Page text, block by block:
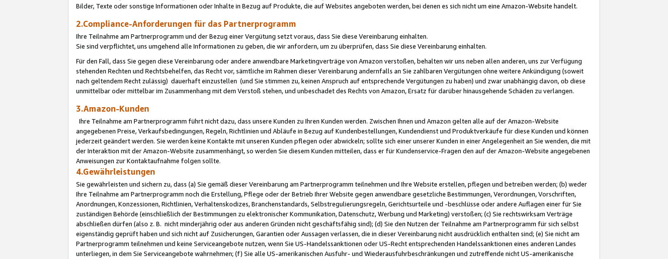
Bilder, Texte oder sonstige Informationen oder Inhalte in Bezug auf Produkte, die auf Websites angeboten werden, bei denen es sich nicht um eine Amazon-Website handelt.
2.Compliance-Anforderungen für das Partnerprogramm
Ihre Teilnahme am Partnerprogramm und der Bezug einer Vergütung setzt voraus, dass Sie diese Vereinbarung einhalten.
Sie sind verpflichtet, uns umgehend alle Informationen zu geben, die wir anfordern, um zu überprüfen, dass Sie diese Vereinbarung einhalten.
Für den Fall, dass Sie gegen diese Vereinbarung oder andere anwendbare Marketingverträge von Amazon verstoßen, behalten wir uns neben allen anderen, uns zur Verfügung
stehenden Rechten und Rechtsbehelfen, das Recht vor, sämtliche im Rahmen dieser Vereinbarung andernfalls an Sie zahlbaren Vergütungen ohne weitere Ankündigung (soweit
nach geltendem Recht zulässig) dauerhaft einzustellen (und Sie stimmen zu, keinen Anspruch auf entsprechende Vergütungen zu haben) und zwar unabhängig davon, ob diese
unmittelbar oder mittelbar im Zusammenhang mit dem Verstoß stehen, und unbeschadet des Rechts von Amazon, Ersatz für darüber hinausgehende Schäden zu verlangen.
3.Amazon-Kunden
Ihre Teilnahme am Partnerprogramm führt nicht dazu, dass unsere Kunden zu Ihren Kunden werden. Zwischen Ihnen und Amazon gelten alle auf der Amazon-Website
angegebenen Preise, Verkaufsbedingungen, Regeln, Richtlinien und Abläufe in Bezug auf Kundenbestellungen, Kundendienst und Produktverkäufe für diese Kunden und können
jederzeit geändert werden. Sie werden keine Kontakte mit unseren Kunden pflegen oder abwickeln; sollte sich einer unserer Kunden in einer Angelegenheit an Sie wenden, die mit
der Interaktion mit der Amazon-Website zusammenhängt, so werden Sie diesem Kunden mitteilen, dass er für Kundenservice-Fragen den auf der Amazon-Website angegebenen
Anweisungen zur Kontaktaufnahme folgen sollte.
4.Gewährleistungen
Sie gewährleisten und sichern zu, dass (a) Sie gemäß dieser Vereinbarung am Partnerprogramm teilnehmen und Ihre Website erstellen, pflegen und betreiben werden; (b) weder
Ihre Teilnahme am Partnerprogramm noch die Erstellung, Pflege oder der Betrieb Ihrer Website gegen anwendbare gesetzliche Bestimmungen, Verordnungen, Vorschriften,
Anordnungen, Konzessionen, Richtlinien, Verhaltenskodizes, Branchenstandards, Selbstregulierungsregeln, Gerichtsurteile und -beschlüsse oder andere Auflagen einer für Sie
zuständigen Behörde (einschließlich der Bestimmungen zu elektronischer Kommunikation, Datenschutz, Werbung und Marketing) verstoßen; (c) Sie rechtswirksam Verträge
abschließen dürfen (also z. B. nicht minderjährig oder aus anderen Gründen nicht geschäftsfähig sind); (d) Sie den Nutzen der Teilnahme am Partnerprogramm für sich selbst
eigenständig geprüft haben und sich nicht auf Zusicherungen, Garantien oder Aussagen verlassen, die in dieser Vereinbarung nicht ausdrücklich enthalten sind; (e) Sie nicht am
Partnerprogramm teilnehmen und keine Serviceangebote nutzen, wenn Sie US-Handelssanktionen oder US-Recht entsprechenden Handelssanktionen eines anderen Landes
unterliegen, in dem Sie Serviceangebote wahrnehmen; (f) Sie alle US-amerikanischen Ausfuhr- und Wiederausfuhrbeschränkungen und zutreffende nicht US-amerikanische